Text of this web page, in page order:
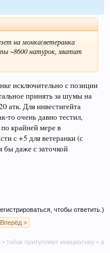
на монка(ветеранка
~8600 натурок, хватит
исключительно с позиции
принять за шумы на
атк. Для инвестигейта
то очень давно тестил,
крайней мере в
с +5 для ветеранки (с
бы даже с заточкой
чтобы ответить.)
Вперёд >
притупляет инициативу •